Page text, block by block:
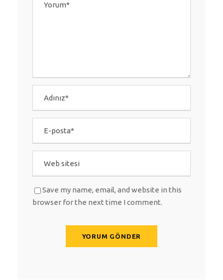
Save my name, email, and website in this
browser for the next time I comment.